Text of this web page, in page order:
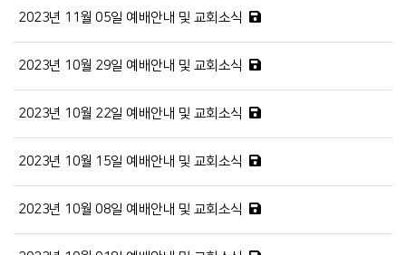
2023년 11월 05일 예배안내 및 교회소식
2023년 10월 29일 예배안내 및 교회소식
2023년 10월 22일 예배안내 및 교회소식
2023년 10월 15일 예배안내 및 교회소식
2023년 10월 08일 예배안내 및 교회소식